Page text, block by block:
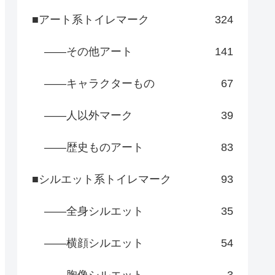
■アート系トイレマーク 324
――その他アート 141
――キャラクターもの 67
――人以外マーク 39
――歴史ものアート 83
■シルエット系トイレマーク 93
――全身シルエット 35
――横顔シルエット 54